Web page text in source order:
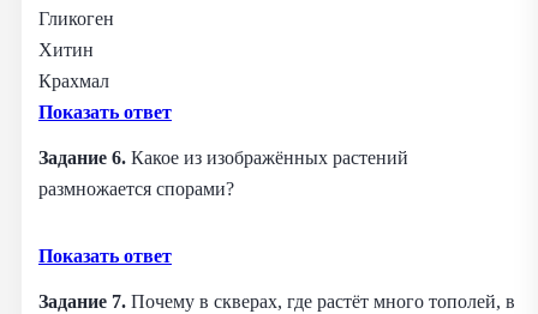
Гликоген
Хитин
Крахмал
Показать ответ
Задание 6. Какое из изображённых растений
размножается спорами?
Показать ответ
Задание 7. Почему в скверах, где растёт много тополей, в